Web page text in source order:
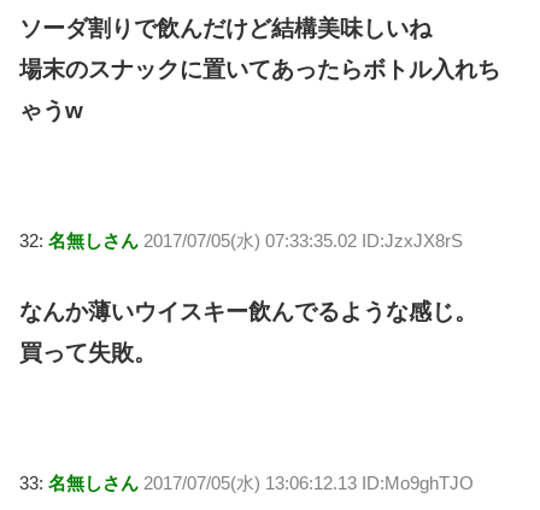
ソーダ割りで飲んだけど結構美味しいね
場末のスナックに置いてあったらボトル入れち
ゃうw
32: 名無しさん 2017/07/05(水) 07:33:35.02 ID:JzxJX8rS
なんか薄いウイスキー飲んでるような感じ。
買って失敗。
33: 名無しさん 2017/07/05(水) 13:06:12.13 ID:Mo9ghTJO